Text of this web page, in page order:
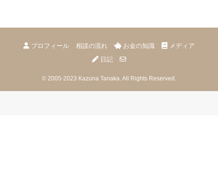
プロフィール 相談の流れ お金の知識
メディア
日記
© 2005-2023 Kazuna Tanaka. All Rights Reserved.